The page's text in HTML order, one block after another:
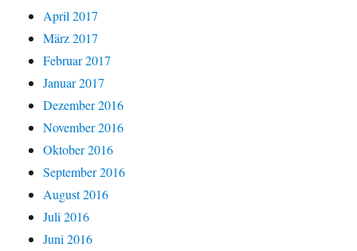
April 2017
März 2017
Februar 2017
Januar 2017
Dezember 2016
November 2016
Oktober 2016
September 2016
August 2016
Juli 2016
Juni 2016